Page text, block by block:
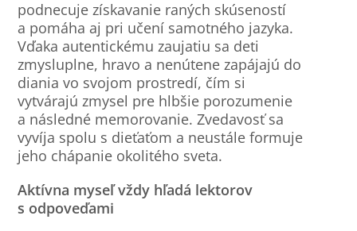
podnecuje získavanie raných skúseností
a pomáha aj pri učení samotného jazyka.
Vďaka autentickému zaujatiu sa deti
zmysluplne, hravo a nenútene zapájajú do
diania vo svojom prostredí, čím si
vytvárajú zmysel pre hlbšie porozumenie
a následné memorovanie. Zvedavosť sa
vyvíja spolu s dieťaťom a neustále formuje
jeho chápanie okolitého sveta.
Aktívna myseľ vždy hľadá lektorov
s odpoveďami